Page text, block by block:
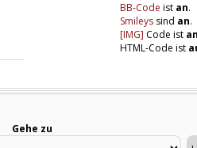
BB-Code ist an.
Smileys sind an.
[IMG] Code ist an
HTML-Code ist
Gehe zu